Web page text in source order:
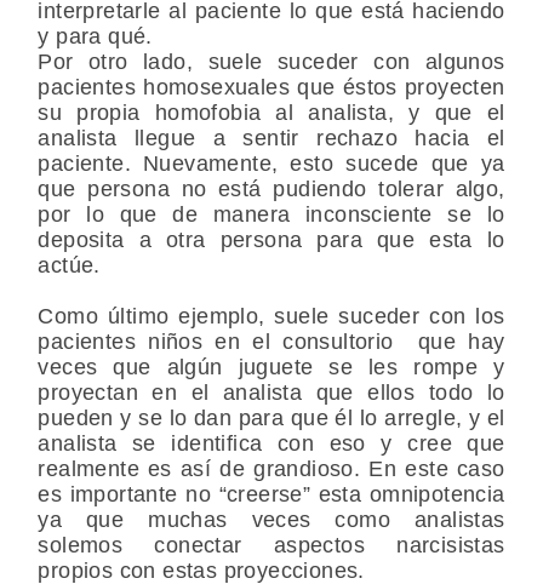
interpretarle al paciente lo que está haciendo
y para qué.
Por otro lado, suele suceder con algunos
pacientes homosexuales que éstos proyecten
su propia homofobia al analista, y que el
analista llegue a sentir rechazo hacia el
paciente. Nuevamente, esto sucede que ya
que persona no está pudiendo tolerar algo,
por lo que de manera inconsciente se lo
deposita a otra persona para que esta lo
actúe.
Como último ejemplo, suele suceder con los
pacientes niños en el consultorio que hay
veces que algún juguete se les rompe y
proyectan en el analista que ellos todo lo
pueden y se lo dan para que él lo arregle, y el
analista se identifica con eso y cree que
realmente es así de grandioso. En este caso
es importante no “creerse” esta omnipotencia
ya que muchas veces como analistas
solemos conectar aspectos narcisistas
propios con estas proyecciones.